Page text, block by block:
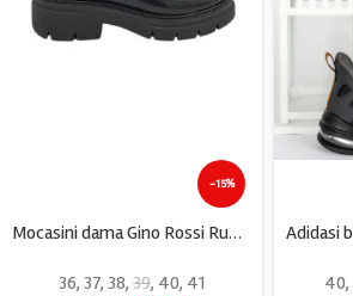
-15%
Mocasini dama Gino Rossi Rubber, piele, negru
36, 37, 38, 39, 40, 41 40,